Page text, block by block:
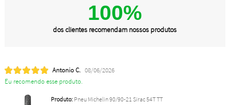
100%
dos clientes recomendam nossos produtos
Antonio C. 08/06/2026
Eu recomendo esse produto.
Produto:Pneu Michelin 90/90-21 Sirac 54T TT